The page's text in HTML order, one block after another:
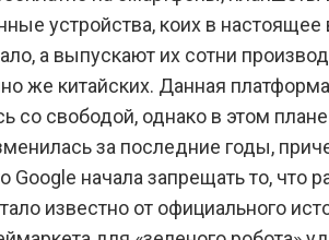
устройства, коих в
а выпускают их сотни
же китайских. Данная
со свободой, однако в этом
за последние годы,
Google начала запрещать то, что
известно от официального